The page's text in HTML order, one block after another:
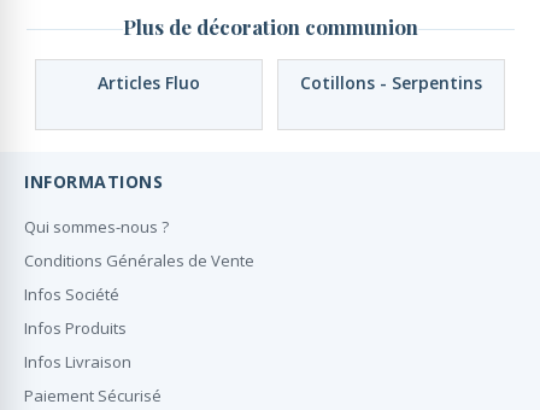
Plus de décoration communion
Articles Fluo Cotillons - Serpentins
INFORMATIONS
Qui sommes-nous ?
Conditions Générales de Vente
Infos Société
Infos Produits
Infos Livraison
Paiement Sécurisé